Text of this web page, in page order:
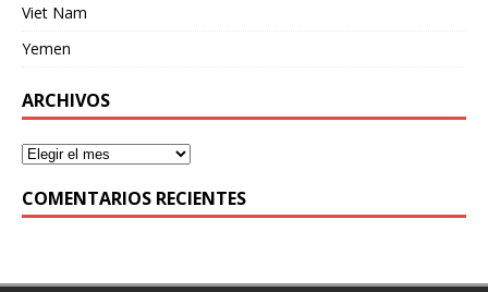
Viet Nam
Yemen
ARCHIVOS
COMENTARIOS RECIENTES